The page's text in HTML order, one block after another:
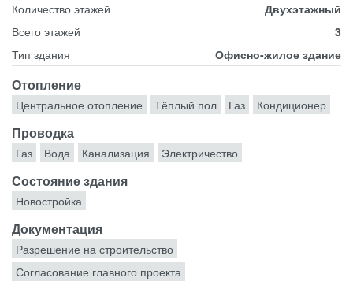
Количество этажей
Двухэтажный
Всего этажей
3
Тип здания
Офисно-жилое здание
Отопление
Центральное отопление Тёплый пол Газ Кондиционер
Проводка
Газ Вода Канализация Электричество
Состояние здания
Новостройка
Документация
Разрешение на строительство
Согласование главного проекта